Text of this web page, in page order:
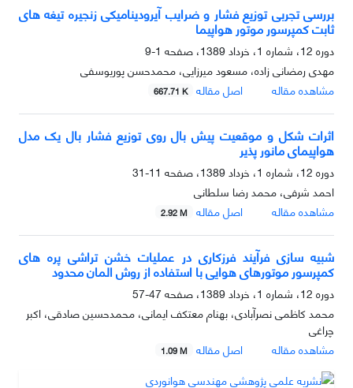
بررسی تجربی توزیع فشار و ضرایب آیرودینامیکی زنجیره تیغه های
ثابت کمپرسور موتور هواپیما
دوره 12، شماره 1، خرداد 1389، صفحه
1-9
مهدی رمضانی زاده، مسعود میرزایی، محمدحسن پوریوسفی
مشاهده مقاله
اصل مقاله 667.71 K
اثرات شکل و موقعیت پیش بال روی توزیع فشار بال یک مدل
هواپیمای مانور پذیر
دوره 12، شماره 1، خرداد 1389، صفحه
11-31
احمد شرفی، محمد رضا سلطانی
مشاهده مقاله
اصل مقاله 2.92 M
شبیه ­سازی فرآیند فرزکاری در عملیات خشن ­تراشی پره ­های
کمپرسور موتورهای هوایی با استفاده از روش المان محدود
دوره 12، شماره 1، خرداد 1389، صفحه
47-57
محمد کاظمی نصرآبادی، بهنام معتکف ایمانی، محمدحسین صادقی، اکبر
چراغی
مشاهده مقاله
اصل مقاله 1.09 M